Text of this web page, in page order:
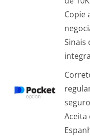
Copie
Sinais
seguro
Aceita